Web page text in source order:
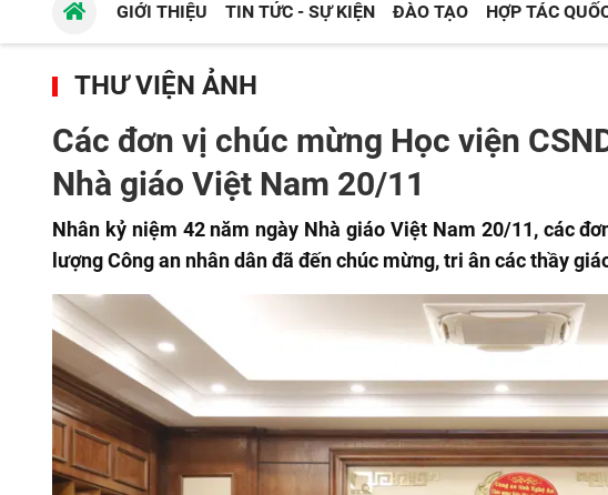
GIỚI THIỆU TIN TỨC - SỰ KIỆN ĐÀO TẠO HỢP TÁC
THƯ VIỆN ẢNH
Các đơn vị chúc mừng Học viện
Nhà giáo Việt Nam 20/11
Nhân kỷ niệm 42 năm ngày Nhà giáo Việt Nam 20/11, các
lượng Công an nhân dân đã đến chúc mừng, tri ân các thầy